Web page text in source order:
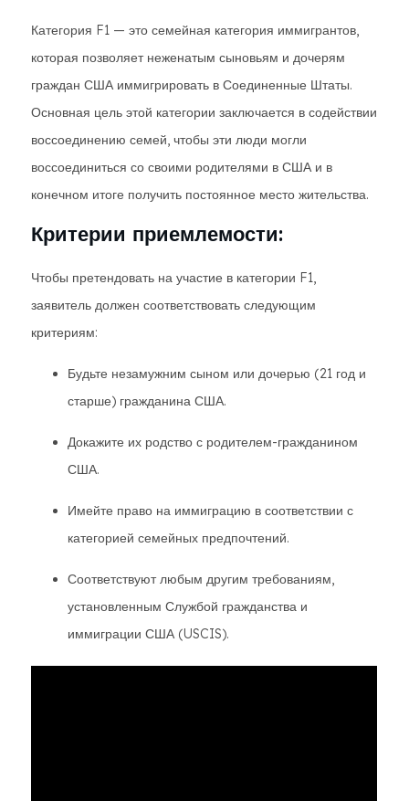
Категория F1 — это семейная категория иммигрантов,
которая позволяет неженатым сыновьям и дочерям
граждан США иммигрировать в Соединенные Штаты.
Основная цель этой категории заключается в содействии
воссоединению семей, чтобы эти люди могли
воссоединиться со своими родителями в США и в
конечном итоге получить постоянное место жительства.
Критерии приемлемости:
Чтобы претендовать на участие в категории F1,
заявитель должен соответствовать следующим
критериям:
Будьте незамужним сыном или дочерью (21 год и
старше) гражданина США.
Докажите их родство с родителем-гражданином
США.
Имейте право на иммиграцию в соответствии с
категорией семейных предпочтений.
Соответствуют любым другим требованиям,
установленным Службой гражданства и
иммиграции США (USCIS).